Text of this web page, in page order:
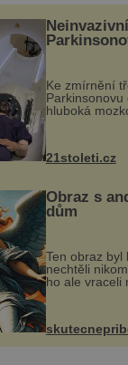
Ke zmírnění
hluboká
však vyžaduje
k dostatečně
21stoleti.cz
Obraz s
dům
Ten obraz byl
nechtěli
ho ale vraceli
manželem
chaloupku,
Čech, kde